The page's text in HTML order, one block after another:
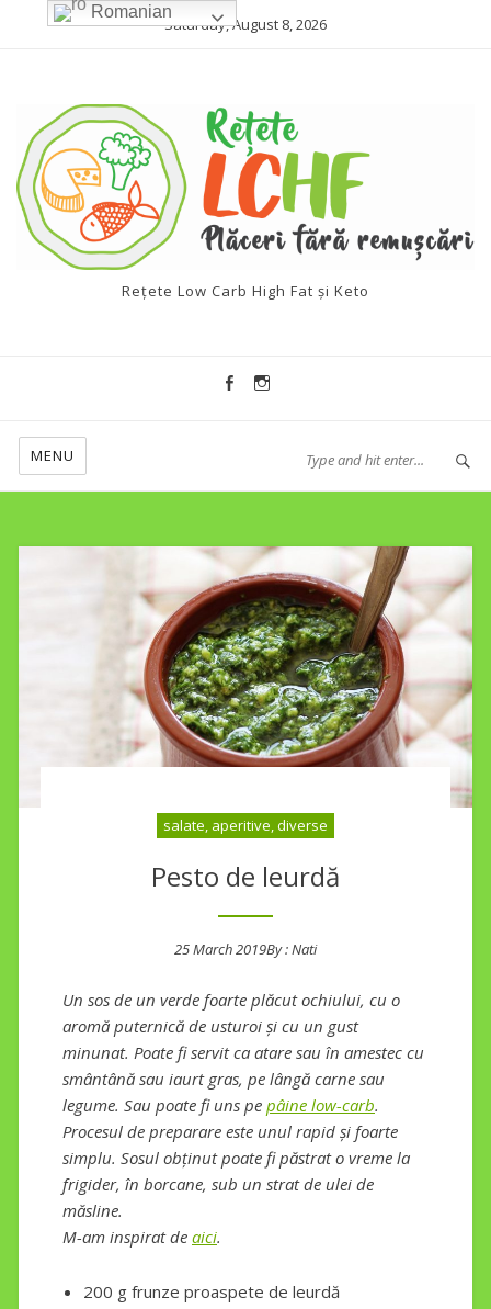
Saturday, August 8, 2026
Rețete Low Carb High Fat și Keto
MENU
salate, aperitive, diverse
Pesto de leurdă
25 March 2019By :Nati
Un sos de un verde foarte plăcut ochiului, cu o
aromă puternică de usturoi și cu un gust
minunat. Poate fi servit ca atare sau în amestec cu
smântână sau iaurt gras, pe lângă carne sau
legume. Sau poate fi uns pe pâine low-carb.
Procesul de preparare este unul rapid și foarte
simplu. Sosul obținut poate fi păstrat o vreme la
frigider, în borcane, sub un strat de ulei de
măsline.
M-am inspirat de aici.
200 g frunze proaspete de leurdă
Romanian